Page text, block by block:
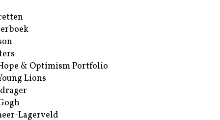
& Optimism Portfolio
Lions
Lagerveld